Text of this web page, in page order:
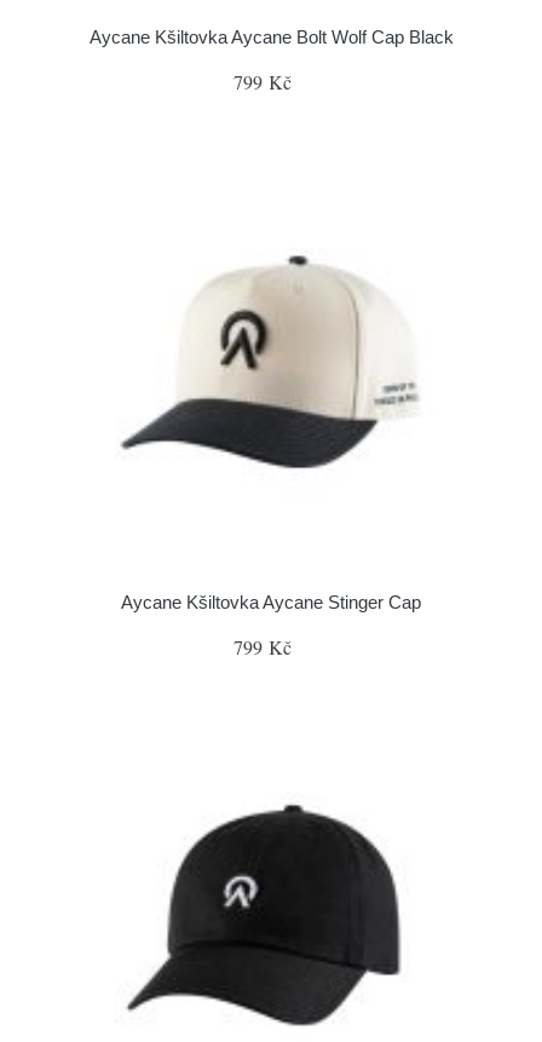
Aycane Kšiltovka Aycane Bolt Wolf Cap Black
799 Kč
Aycane Kšiltovka Aycane Stinger Cap
799 Kč